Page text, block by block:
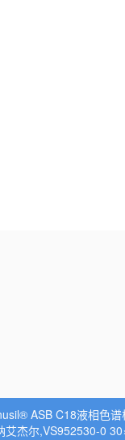
ASB C18液相色谱
艾杰尔,VS952530-0